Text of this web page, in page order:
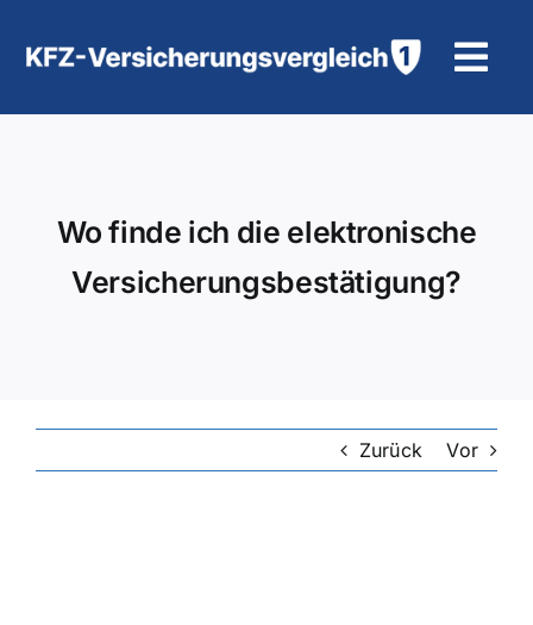
Inhalt
Hilfe und Kontakt
Wo finde ich die elektronische
Versicherungsbestätigung?
Zurück Vor